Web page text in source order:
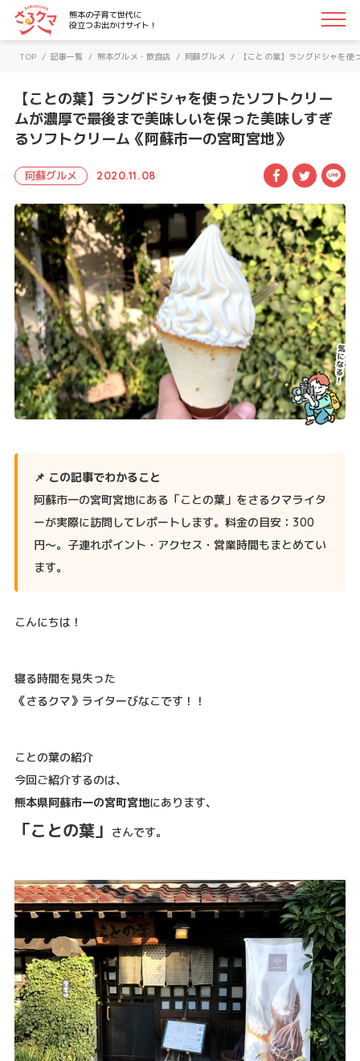
さるクマ-さるこう、熊本-｜熊本の子育て世代に役立つお
熊本の子育て世代に
役立つお出かけサイト！
TOP / 記事一覧 / 熊本グルメ・飲食店 / 阿蘇グルメ / 【ことの葉】ラングドシャを
【ことの葉】ラングドシャを使ったソフトクリー
ムが濃厚で最後まで美味しいを保った美味しすぎ
るソフトクリーム《阿蘇市一の宮町宮地》
阿蘇グルメ 2020.11.08 Facebook
📌 この記事でわかること
阿蘇市一の宮町宮地にある「ことの葉」をさるクマライタ
ーが実際に訪問してレポートします。料金の目安：300
円〜。子連れポイント・アクセス・営業時間もまとめてい
ます。
こんにちは！
寝る時間を見失った
《さるクマ》ライターびなこです！！
ことの葉の紹介
今回ご紹介するのは、
熊本県阿蘇市一の宮町宮地にあります、
「ことの葉」 さんです。